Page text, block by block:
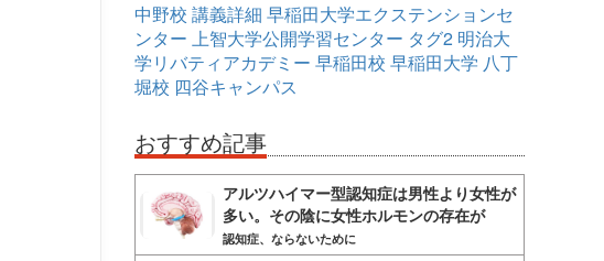
中野校 講義詳細 早稲田大学エクステンションセ
ンター 上智大学公開学習センター タグ2 明治大
学リバティアカデミー 早稲田校 早稲田大学 八丁
堀校 四谷キャンパス
おすすめ記事
アルツハイマー型認知症は男性より女性が
多い。その陰に女性ホルモンの存在が
認知症、ならないために